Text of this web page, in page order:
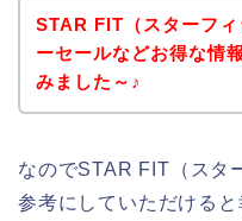
STAR FIT（スターフィ
ーセールなどお得な情
みました～♪
なのでSTAR FIT（スタ
参考にしていただけると